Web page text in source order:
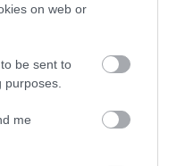
on web or
be sent to
me
A KOSZOS ÜZEMBEN